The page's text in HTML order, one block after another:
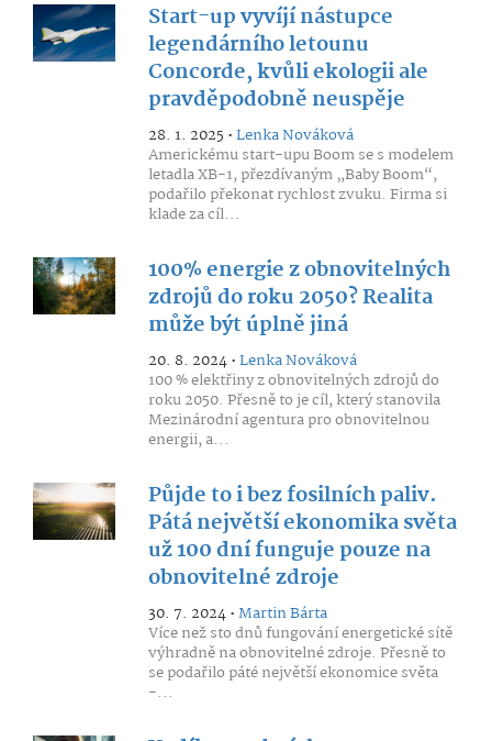
Start-up vyvíjí nástupce
legendárního letounu
Concorde, kvůli ekologii ale
pravděpodobně neuspěje
28. 1. 2025 •Lenka Nováková
Americkému start-upu Boom se s modelem
letadla XB-1, přezdívaným „Baby Boom“,
podařilo překonat rychlost zvuku. Firma si
klade za cíl...
100% energie z obnovitelných
zdrojů do roku 2050? Realita
může být úplně jiná
20. 8. 2024 •Lenka Nováková
100 % elektřiny z obnovitelných zdrojů do
roku 2050. Přesně to je cíl, který stanovila
Mezinárodní agentura pro obnovitelnou
energii, a...
Půjde to i bez fosilních paliv.
Pátá největší ekonomika světa
už 100 dní funguje pouze na
obnovitelné zdroje
30. 7. 2024 •Martin Bárta
Více než sto dnů fungování energetické sítě
výhradně na obnovitelné zdroje. Přesně to
se podařilo páté největší ekonomice světa
-...